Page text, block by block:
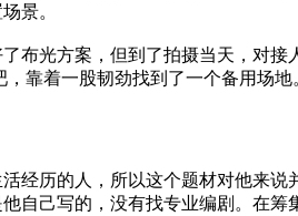
景。
布光方案，但到了拍摄当天，对接
靠着一股韧劲找到了一个备用场
经历的人，所以这个题材对他来说
自己写的，没有找专业编剧。在筹